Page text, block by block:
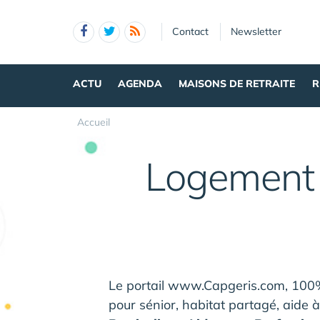
Contact Newsletter
ACTU AGENDA MAISONS DE RETRAITE
Accueil
Le portail www.Capgeris.com,
pour sénior, habitat partagé, aide